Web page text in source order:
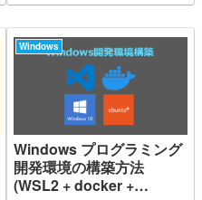
Windows
Windows プログラミング
開発環境の構築方法
(WSL2 + docker +